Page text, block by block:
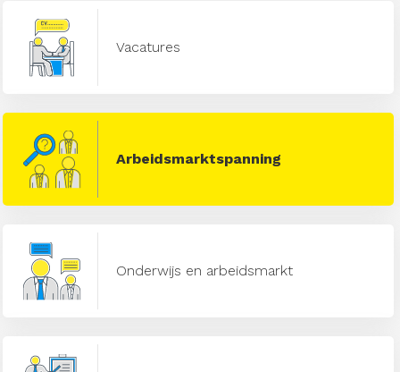
Vacatures
Arbeidsmarktspanning
Onderwijs en arbeidsmarkt